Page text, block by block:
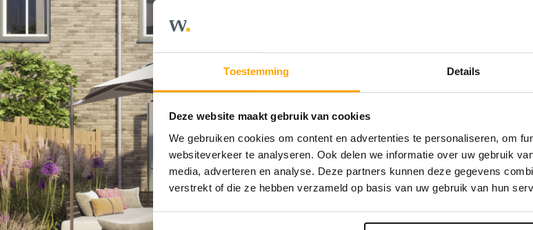
Toestemming Details
Deze website maakt gebruik van cookies
We gebruiken cookies om content en advertenties te personaliseren, om
websiteverkeer te analyseren. Ook delen we informatie over uw gebruik
media, adverteren en analyse. Deze partners kunnen deze gegevens
verstrekt of die ze hebben verzameld op basis van uw gebruik van hun